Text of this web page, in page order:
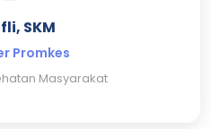
SKM
Promkes
Masyarakat